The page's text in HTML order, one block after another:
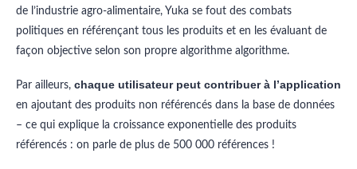
de l’industrie agro-alimentaire, Yuka se fout des combats
politiques en référençant tous les produits et en les évaluant de
façon objective selon son propre algorithme algorithme.
Par ailleurs, chaque utilisateur peut contribuer à l’application
en ajoutant des produits non référencés dans la base de données
– ce qui explique la croissance exponentielle des produits
référencés : on parle de plus de 500 000 références !